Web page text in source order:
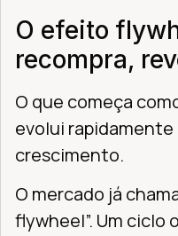
O efeito
recompra,
O que começa
evolui rapidamente
crescimento.
O mercado já
flywheel”. Um ciclo